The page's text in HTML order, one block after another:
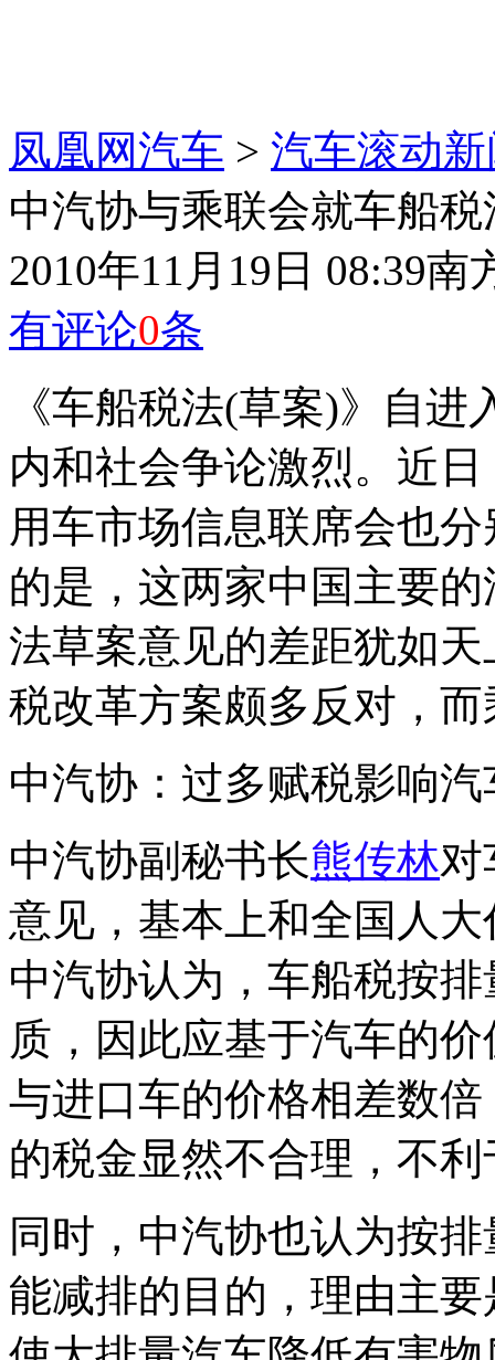
凤凰网汽车 > 汽车滚动
中汽协与乘联会就车船
2010年11月19日 08:39南
有评论0条
《车船税法(草案)》自
内和社会争论激烈。近
用车市场信息联席会也
的是，这两家中国主要
法草案意见的差距犹如
税改革方案颇多反对，
中汽协：过多赋税影响
中汽协副秘书长熊传林对
意见，基本上和全国人
中汽协认为，车船税按
质，因此应基于汽车的
与进口车的价格相差数
的税金显然不合理，不
同时，中汽协也认为按
能减排的目的，理由主